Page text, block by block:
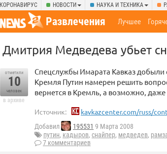
КОРОНАВИРУС НОВОСТИ НАУКА И ТЕХНИКА
Развлечения Лучшее
Дмитрия Медведева убьет
отметили
10
человек
в архиве
Спецслужбы Имарата Кавказ
Кремля Путин намерен решить
вернется в Кремль, а возможно, даже
Источник: kavkazcenter.com/russ/
Добавил 195531 9 Марта 2008
путин, кадыров, снайпер, медведев,
7 комментариев